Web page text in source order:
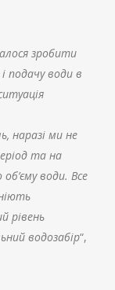
зробити
подачу води в
наразі ми не
та на
води. Все
рівень
водозабір“,